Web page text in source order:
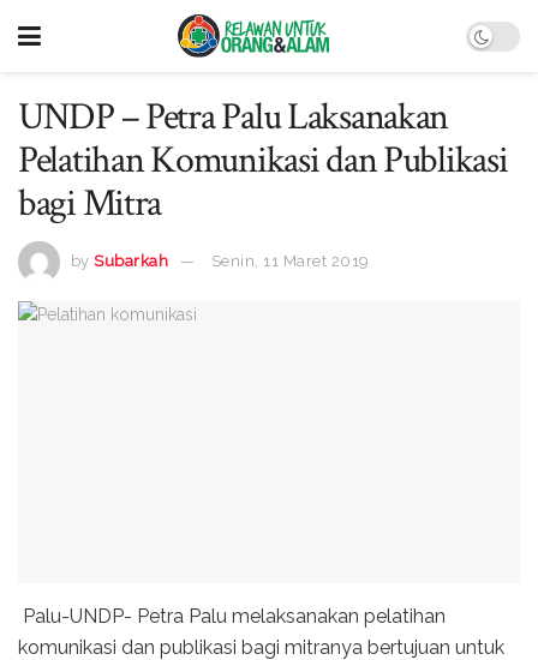
UNDP – Petra Palu Laksanakan
Pelatihan Komunikasi dan Publikasi
bagi Mitra
by Subarkah Senin, 11 Maret 2019
Palu-UNDP- Petra Palu melaksanakan pelatihan
komunikasi dan publikasi bagi mitranya bertujuan untuk